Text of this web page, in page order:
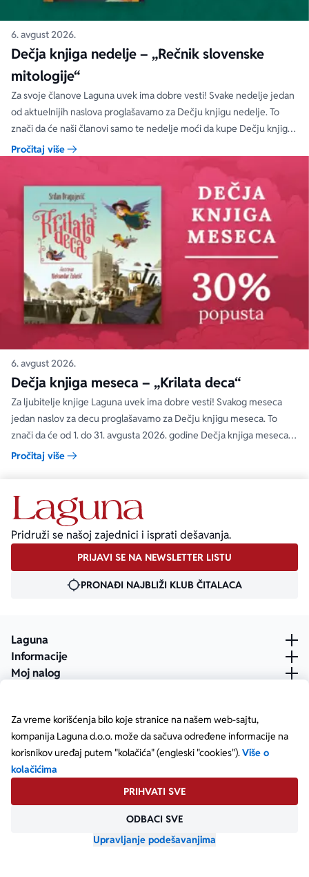
Za vreme korišćenja bilo koje stranice na našem web-sajtu,
kompanija Laguna d.o.o. može da sačuva određene informacije na
korisnikov uređaj putem "kolačića" (engleski "cookies").Više o
kolačićima
PRIHVATI SVE
ODBACI SVE
Upravljanje podešavanjima
6. avgust 2026.
Dečja knjiga nedelje – „Rečnik slovenske
mitologije“
Za svoje članove Laguna uvek ima dobre vesti! Svake nedelje jedan
od aktuelnijih naslova proglašavamo za Dečju knjigu nedelje. To
znači da će naši članovi samo te nedelje moći da kupe Dečju knjigu
nedelje sa specijalnim DODATNIM popustom od 30%.
Pročitaj više
6. avgust 2026.
Dečja knjiga meseca – „Krilata deca“
Za ljubitelje knjige Laguna uvek ima dobre vesti! Svakog meseca
jedan naslov za decu proglašavamo za Dečju knjigu meseca. To
znači da će od 1. do 31. avgusta 2026. godine Dečja knjiga meseca
moći da se kupi na specijalnom popustu od 30%. Uz ovaj popust ne
Pročitaj više
Pridruži se našoj zajednici i isprati dešavanja.
PRIJAVI SE NA NEWSLETTER LISTU
PRONAĐI NAJBLIŽI KLUB ČITALACA
Laguna
Informacije
Moj nalog
Copyright © Laguna d.o.o. Starine Novaka 23, Beograd •
Matični broj: 17414844
Posetite našu Facebook stranicu
Posetite našu X stranicu
Posetite našu Instagram stranicu
Posetite naš YouTube
Posetite našu TikTok stranicu
Posetite našu LinkedIn stranicu